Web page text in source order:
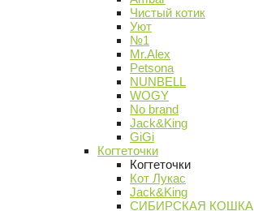
Чистый котик
Уют
№1
Mr.Alex
Petsona
NUNBELL
WOGY
No brand
Jack&King
GiGi
Когтеточки
Когтеточки
Кот Лукас
Jack&King
СИБИРСКАЯ КОШКА